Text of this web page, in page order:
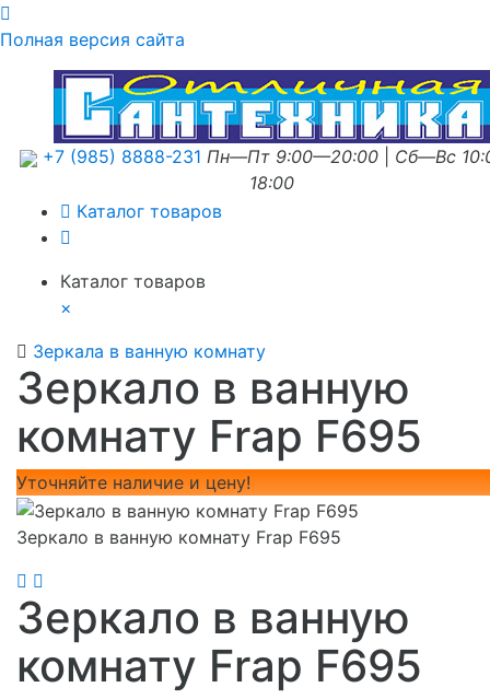
Полная версия сайта
+7 (985) 8888-231 Пн—Пт 9:00—20:00
Сб—Вс
18:00
Каталог товаров
Каталог товаров
×
Зеркала в ванную комнату
Зеркало в ванную
комнату Frap F695
Уточняйте наличие и цену!
Зеркало в ванную комнату Frap F695
Зеркало в ванную
комнату Frap F695